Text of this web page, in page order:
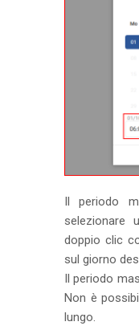
Il periodo
selezionare
doppio clic
sul giorno
Il periodo
Non è
lungo.